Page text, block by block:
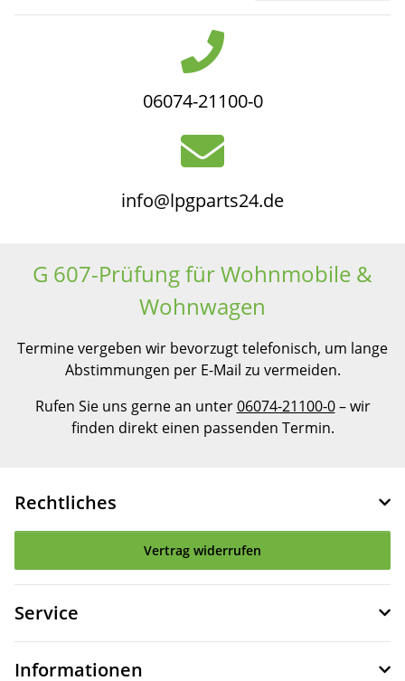
06074-21100-0
info@lpgparts24.de
G 607-Prüfung für Wohnmobile &
Wohnwagen
Termine vergeben wir bevorzugt telefonisch, um lange
Abstimmungen per E-Mail zu vermeiden.
Rufen Sie uns gerne an unter06074-21100-0– wir
finden direkt einen passenden Termin.
Rechtliches
Vertrag widerrufen
Service
Informationen